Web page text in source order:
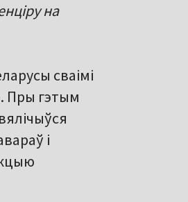
на
сваімі
Пры гэтым
і